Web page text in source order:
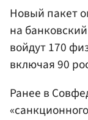
Новый пакет
на
войдут 170
включая 90
Ранее в